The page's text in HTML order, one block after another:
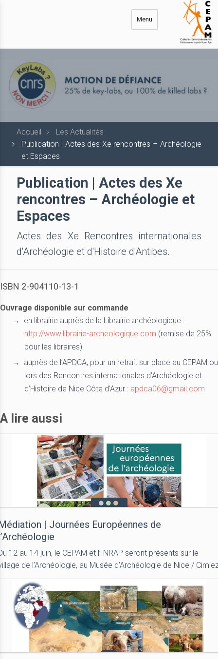
Menu
Accueil
Les Actualités
Publication | Actes des Xe rencontres – Archéologie
et Espaces
Publication | Actes des Xe
rencontres – Archéologie et
Espaces
Actes des Xe Rencontres internationales
d'Archéologie et d'Histoire d'Antibes.
ISBN 2-904110-13-1
Ouvrage disponible sur commande
en librairie auprès de la Librairie archéologique :
http://www.librairie-archeologique.com (remise de 25%
pour les libraires)
auprès de l’APDCA, pour un retrait sur place au CEPAM ou
lors des Rencontres internationales d’Archéologie et
d’Histoire de Nice Côte d’Azur : apdca06@gmail.com
A lire aussi
| Journées Européennes de
12 au 14 juin, le CEPAM et l’INRAP seront présents sur le
de l’Archéologie, au Musée d’Archéologie de Nice /